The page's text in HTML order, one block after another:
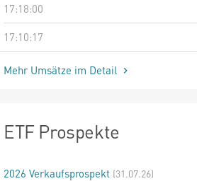
17:18:00
17:10:17
Mehr Umsätze im Detail
ETF Prospekte
2026 Verkaufsprospekt (31.07.26)